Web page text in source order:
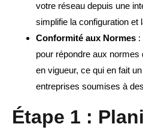
votre réseau depuis une
simplifie la configuration et
Conformité aux Normes :
pour répondre aux
en vigueur, ce qui en fait
entreprises soumises à
Étape 1 :